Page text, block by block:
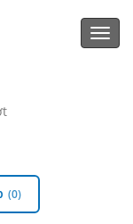
(0)